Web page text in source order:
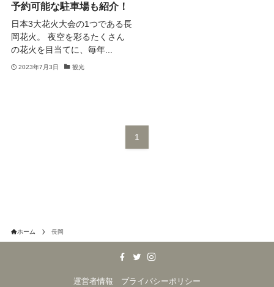
予約可能な駐車場も紹介！
日本3大花火大会の1つである長
岡花火。 夜空を彩るたくさん
の花火を目当てに、毎年...
2023年7月3日 観光
1
ホーム 長岡
運営者情報 プライバシーポリシー